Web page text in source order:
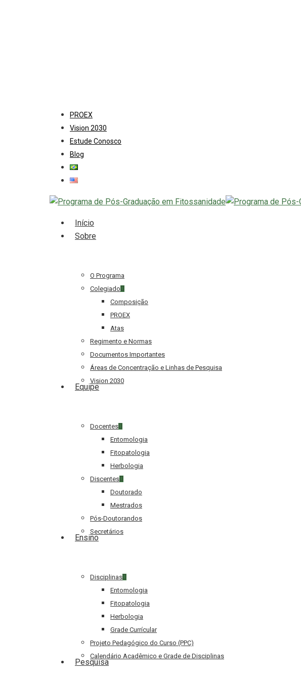
PROEX
Vision 2030
Estude Conosco
Blog
Hit enter to search or ESC to close
search
Menu
Início
Sobre
O Programa
Colegiado
Composição
PROEX
Atas
Regimento e Normas
Documentos Importantes
Áreas de Concentração e Linhas de Pesquisa
Vision 2030
Equipe
Docentes
Entomologia
Fitopatologia
Herbologia
Discentes
Doutorado
Mestrados
Pós-Doutorandos
Secretários
Ensino
Disciplinas
Entomologia
Fitopatologia
Herbologia
Grade Currícular
Projeto Pedagógico do Curso (PPC)
Calendário Acadêmico e Grade de Disciplinas
Pesquisa